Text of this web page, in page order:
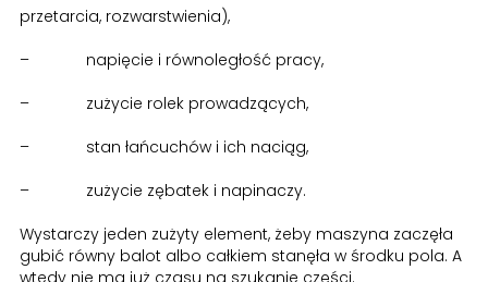
przetarcia, rozwarstwienia),
– napięcie i równoległość pracy,
– zużycie rolek prowadzących,
– stan łańcuchów i ich naciąg,
– zużycie zębatek i napinaczy.
Wystarczy jeden zużyty element, żeby maszyna zaczęła
gubić równy balot albo całkiem stanęła w środku pola. A